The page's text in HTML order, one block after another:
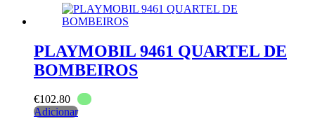
PLAYMOBIL 9461 QUARTEL DE
BOMBEIROS
€102.80
Adicionar